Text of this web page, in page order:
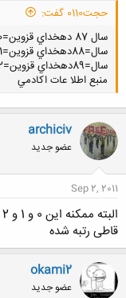
حجت0110 گفت:
سال 87 دهخداي قزوين=3800
سال=88دهخداي قزوين=4321
سال=89دهخداي قزوين=5012
منبع اطلا عات اكادمي
archiciv
عضو جدید
Sep 2, 2011
قاطی رتبه شده
okami2
عضو جدید